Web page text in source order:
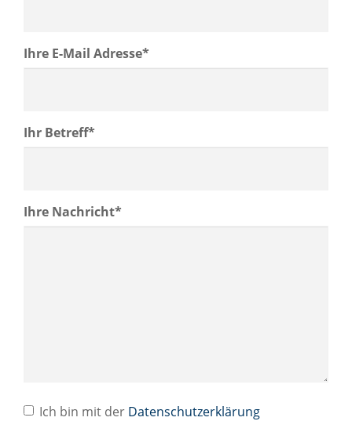
Ihre E-Mail Adresse*
Ihr Betreff*
Ihre Nachricht*
Ich bin mit der Datenschutzerklärung